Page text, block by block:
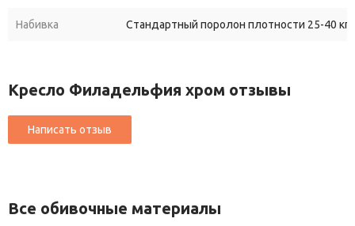
Набивка Стандартный поролон плотности 25-40
Кресло Филадельфия хром отзывы
Все обивочные материалы